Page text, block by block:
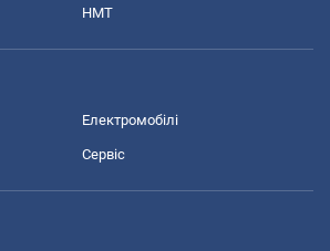
НМТ
Електромобілі
Сервіс